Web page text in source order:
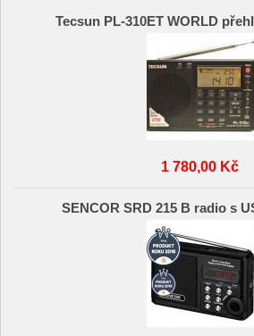
Tecsun PL-310ET WORLD
1 780,00 Kč
SENCOR SRD 215 B radio s